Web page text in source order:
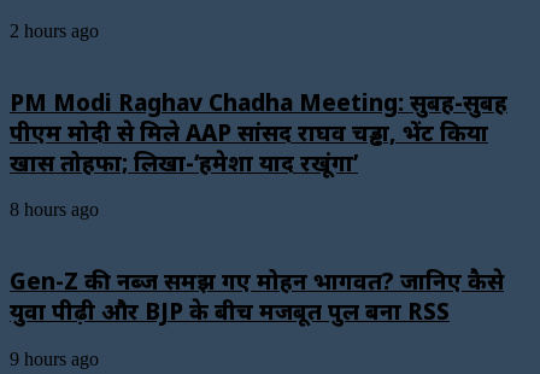
2 hours ago
PM Modi Raghav Chadha Meeting: सुबह-सुबह
पीएम मोदी से मिले AAP सांसद राघव चड्ढा, भेंट किया
खास तोहफा; लिखा-‘हमेशा याद रखूंगा’
8 hours ago
Gen-Z की नब्ज समझ गए मोहन भागवत? जानिए कैसे
युवा पीढ़ी और BJP के बीच मजबूत पुल बना RSS
9 hours ago